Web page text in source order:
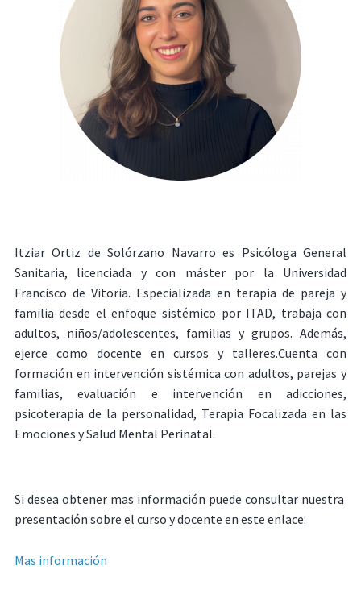
Itziar Ortiz de Solórzano Navarro es Psicóloga General
Sanitaria, licenciada y con máster por la Universidad
Francisco de Vitoria. Especializada en terapia de pareja y
familia desde el enfoque sistémico por ITAD, trabaja con
adultos, niños/adolescentes, familias y grupos. Además,
ejerce como docente en cursos y talleres.Cuenta con
formación en intervención sistémica con adultos, parejas y
familias, evaluación e intervención en adicciones,
psicoterapia de la personalidad, Terapia Focalizada en las
Emociones y Salud Mental Perinatal.
Si desea obtener mas información puede consultar nuestra
presentación sobre el curso y docente en este enlace:
Mas información